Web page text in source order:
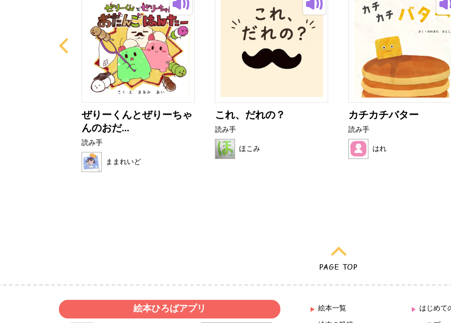
ぜりーくんとぜりーちゃ
んのおだ...
読み手
ままれいど
これ、だれの？
読み手
ほこみ
カチカチバター
読み手
はれ
絵本ひろばアプリ 絵本一覧 はじめて